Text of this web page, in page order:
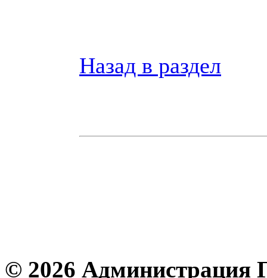
Назад в раздел
© 2026 Администрация